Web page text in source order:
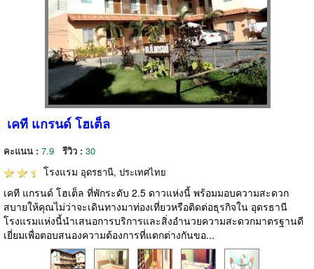
เคที แกรนด์ โฮเต็ล
คะแนน : 7.9 รีวิว : 30
โรงแรม อุดรธานี, ประเทศไทย
เคที แกรนด์ โฮเต็ล ที่พักระดับ 2.5 ดาวแห่งนี้ พร้อมมอบความสะดวก
สบายให้คุณไม่ว่าจะเดินทางมาท่องเที่ยวหรือติดต่อธุรกิจใน อุดรธานี
โรงแรมแห่งนี้นำเสนอการบริการและสิ่งอำนวยความสะดวกมาตรฐานดี
เยี่ยมเพื่อตอบสนองความต้องการที่แตกต่างกันขอ...